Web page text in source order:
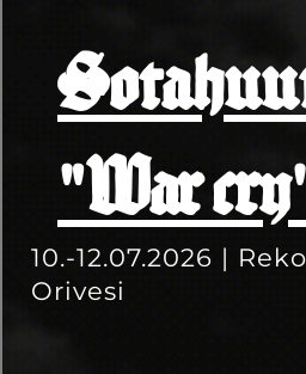
"War
10.-12.07.2026 |
Orivesi